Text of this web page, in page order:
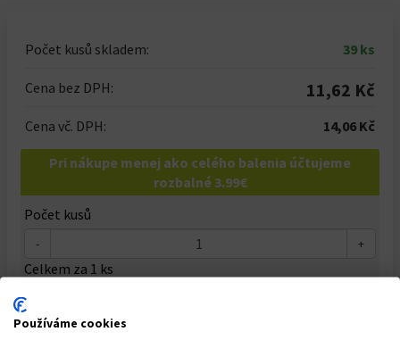
Počet kusů skladem: 39 ks
Cena bez DPH: 11,62 Kč
Cena vč. DPH: 14,06 Kč
Pri nákupe menej ako celého balenia účtujeme
rozbalné 3.99€
Počet kusů
- +
Celkem za 1 ks
Používáme cookies